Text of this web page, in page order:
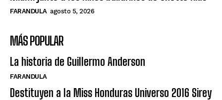
FARANDULA agosto 5, 2026
MÁS POPULAR
La historia de Guillermo Anderson
FARANDULA
Destituyen a la Miss Honduras Universo 2016 Sirey